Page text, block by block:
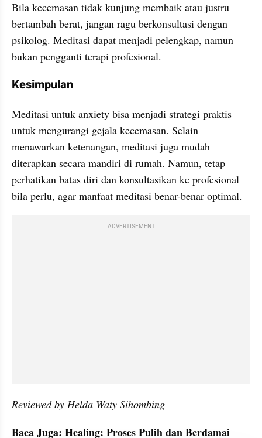
Bila kecemasan tidak kunjung membaik atau justru
bertambah berat, jangan ragu berkonsultasi dengan
psikolog. Meditasi dapat menjadi pelengkap, namun
bukan pengganti terapi profesional.
Kesimpulan
Meditasi untuk anxiety bisa menjadi strategi praktis
untuk mengurangi gejala kecemasan. Selain
menawarkan ketenangan, meditasi juga mudah
diterapkan secara mandiri di rumah. Namun, tetap
perhatikan batas diri dan konsultasikan ke profesional
bila perlu, agar manfaat meditasi benar-benar optimal.
ADVERTISEMENT
Reviewed by Helda Waty Sihombing
Baca Juga: Healing: Proses Pulih dan Berdamai